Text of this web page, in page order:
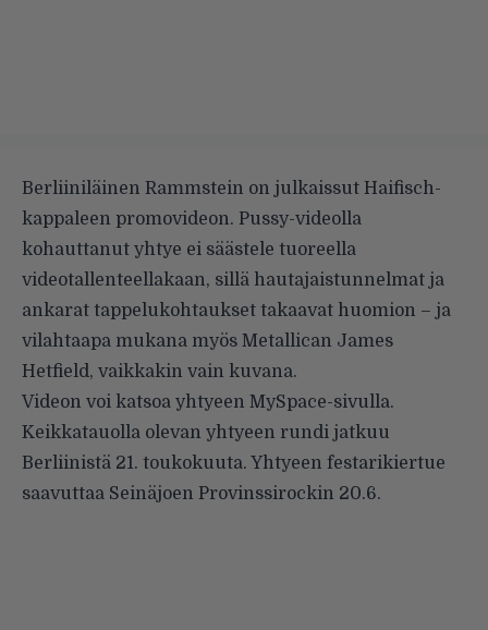
Berliiniläinen Rammstein on julkaissut Haifisch-
kappaleen promovideon. Pussy-videolla
kohauttanut yhtye ei säästele tuoreella
videotallenteellakaan, sillä hautajaistunnelmat ja
ankarat tappelukohtaukset takaavat huomion – ja
vilahtaapa mukana myös Metallican James
Hetfield, vaikkakin vain kuvana.
Videon voi katsoa yhtyeen MySpace-sivulla.
Keikkatauolla olevan yhtyeen rundi jatkuu
Berliinistä 21. toukokuuta. Yhtyeen festarikiertue
saavuttaa Seinäjoen Provinssirockin 20.6.